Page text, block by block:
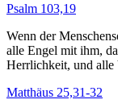
Psalm 103,19
Wenn der
alle Engel mit ihm,
Herrlichkeit, und alle
Matthäus 25,31-32